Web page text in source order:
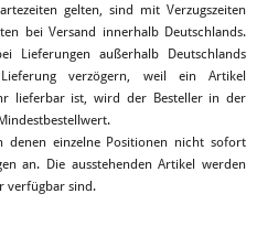
gelten, sind mit Verzugszeiten
bei Versand innerhalb Deutschlands.
Lieferungen außerhalb Deutschlands
verzögern, weil ein Artikel
lieferbar ist, wird der Besteller in der
einzelne Positionen nicht sofort
an. Die ausstehenden Artikel werden
verfügbar sind.